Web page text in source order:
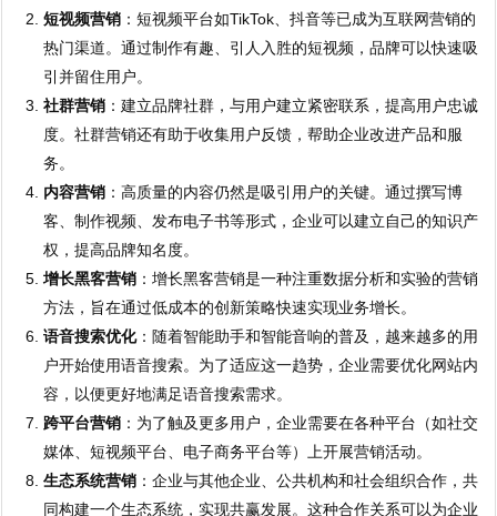
短视频营销 ：短视频平台如TikTok、抖音等已成为互联网营销的
热门渠道。通过制作有趣、引人入胜的短视频，品牌可以快速吸
引并留住用户。
社群营销 ：建立品牌社群，与用户建立紧密联系，提高用户忠诚
度。社群营销还有助于收集用户反馈，帮助企业改进产品和服
务。
内容营销 ：高质量的内容仍然是吸引用户的关键。通过撰写博
客、制作视频、发布电子书等形式，企业可以建立自己的知识产
权，提高品牌知名度。
增长黑客营销 ：增长黑客营销是一种注重数据分析和实验的营销
方法，旨在通过低成本的创新策略快速实现业务增长。
语音搜索优化：随着智能助手和智能音响的普及，越来越多的用
户开始使用语音搜索。为了适应这一趋势，企业需要优化网站内
容，以便更好地满足语音搜索需求。
跨平台营销 ：为了触及更多用户，企业需要在各种平台（如社交
媒体、短视频平台、电子商务平台等）上开展营销活动。
生态系统营销 ：企业与其他企业、公共机构和社会组织合作，共
同构建一个生态系统，实现共赢发展。这种合作关系可以为企业